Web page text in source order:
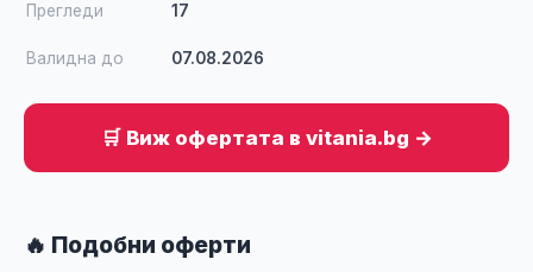
Прегледи 17
Валидна до 07.08.2026
🛒 Виж офертата в vitania.bg →
🔥 Подобни оферти